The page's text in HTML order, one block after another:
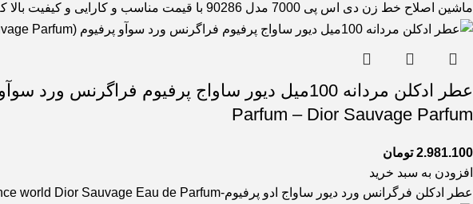
ماشین اصلاح خط زن دی اس پی 7000 مدل 90286 با قیمت مناسب و کارایی و کیفیت بالا که مناسب
Parfum – Dior Sauvage Parfum
2.981.100 تومان
افزودن به سبد خرید
عطر ادکلن فرگرانس ورد دیور ساواج ادو پرفیوم-fragrance world Dior Sauvage Eau de Parfum عطری است گرم و شیرین.این عطر